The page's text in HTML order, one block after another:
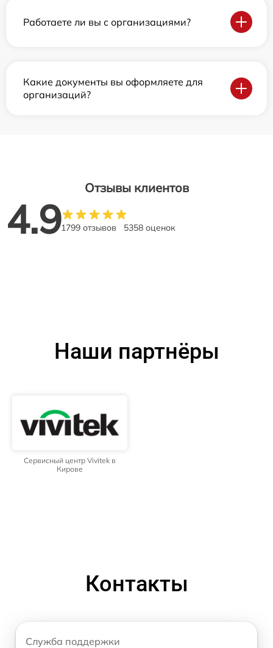
Работаете ли вы с организациями?
Какие документы вы оформляете для
организаций?
Отзывы клиентов
4.91799 отзывов 5358 оценок
Наши партнёры
Сервисный центр Vivitek в
Кирове
Контакты
Служба поддержки